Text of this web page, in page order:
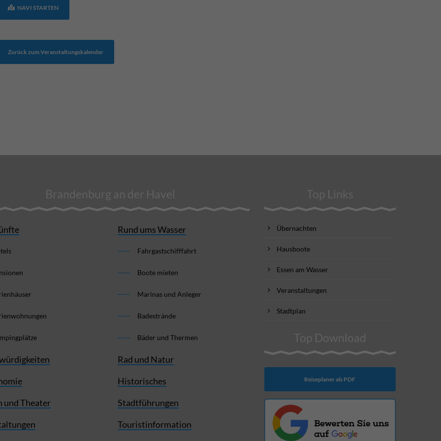
NAVI STARTEN
Zurück zum Veranstaltungskalender
Brandenburg an der Havel
und Theater
Rund ums Wasser
Fahrgastschifffahrt
Boote mieten
Marinas und Anleger
Badestrände
Bäder und Thermen
Rad und Natur
Historisches
Stadtführungen
Touristinformation
Top Links
Übernachten
Hausboote
Essen am Wasser
Veranstaltungen
Stadtplan
Top Download
Reiseplaner als PDF